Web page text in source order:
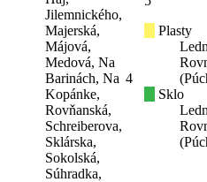
Jilemnického,
Majerská,
Májová,
Medová, Na
Barinách, Na
Kopánke,
Rovňanská,
Schreiberova,
Sklárska,
Sokolská,
Súhradka,
4
Plasty
Sklo